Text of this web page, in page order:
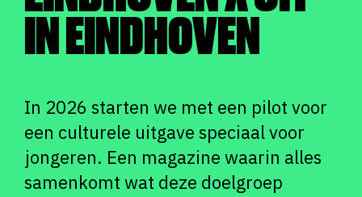
IN EINDHOVEN
In 2026 starten we met een pilot voor
een culturele uitgave speciaal voor
jongeren. Een magazine waarin alles
samenkomt wat deze doelgroep